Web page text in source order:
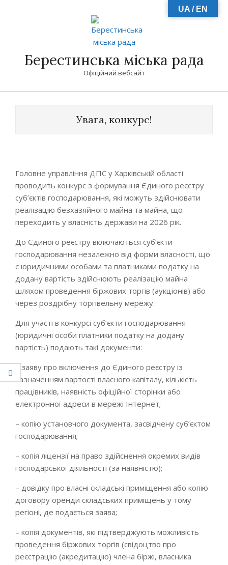
Берестинська міська рада
Офіційний вебсайт
Увага, конкурс!
Головне управління ДПС у Харківській області
проводить конкурс з формування Єдиного реєстру
суб’єктів господарювання, які можуть здійснювати
реалізацію безхазяйного майна та майна, що
переходить у власність держави на 2026 рік.
До Єдиного реєстру включаються суб’єкти
господарювання незалежно від форми власності, що
є юридичними особами та платниками податку на
додану вартість здійснюють реалізацію майна
шляхом проведення біржових торгів (аукціонів) або
через роздрібну торгівельну мережу.
Для участі в конкурсі суб’єкти господарювання
(юридичні особи платники податку на додану
вартість) подають такі документи:
– заяву про включення до Єдиного реєстру із
зазначенням вартості власного капіталу, кількість
працівників, наявність офіційної сторінки або
електронної адреси в мережі Інтернет;
– копію установчого документа, засвідчену суб’єктом
господарювання;
– копія ліцензії на право здійснення окремих видів
господарської діяльності (за наявністю);
– довідку про власні складські приміщення або копію
договору оренди складських приміщень у тому
регіоні, де подається заява;
– копія документів, які підтверджують можливість
проведення біржових торгів (свідоцтво про
реєстрацію (акредитацію) члена біржі, власника
UA / EN